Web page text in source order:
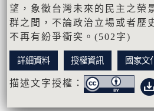
望，象徵台灣未來的民主之榮
群之間，不論政治立場或者歷
不再有紛爭衝突。(502字)
詳細資料 授權資訊 國家文
描述文字授權：